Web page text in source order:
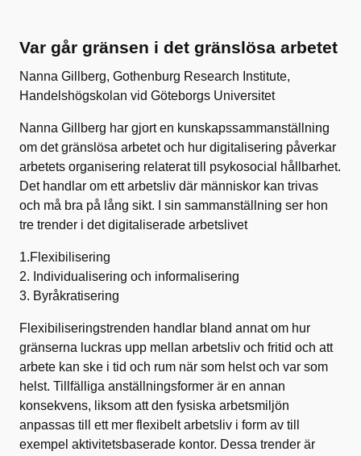
Var går gränsen i det gränslösa arbetet
Nanna Gillberg, Gothenburg Research Institute,
Handelshögskolan vid Göteborgs Universitet
Nanna Gillberg har gjort en kunskapssammanställning
om det gränslösa arbetet och hur digitalisering påverkar
arbetets organisering relaterat till psykosocial hållbarhet.
Det handlar om ett arbetsliv där människor kan trivas
och må bra på lång sikt. I sin sammanställning ser hon
tre trender i det digitaliserade arbetslivet
1.Flexibilisering
2. Individualisering och informalisering
3. Byråkratisering
Flexibiliseringstrenden handlar bland annat om hur
gränserna luckras upp mellan arbetsliv och fritid och att
arbete kan ske i tid och rum när som helst och var som
helst. Tillfälliga anställningsformer är en annan
konsekvens, liksom att den fysiska arbetsmiljön
anpassas till ett mer flexibelt arbetsliv i form av till
exempel aktivitetsbaserade kontor. Dessa trender är